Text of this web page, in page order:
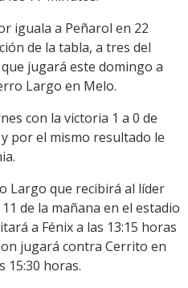
iguala a Peñarol en 22
de la tabla, a tres del
jugará este domingo a
Largo en Melo.
con la victoria 1 a 0 de
por el mismo resultado le
Largo que recibirá al líder
de la mañana en el estadio
a Fénix a las 13:15 horas
jugará contra Cerrito en
15:30 horas.